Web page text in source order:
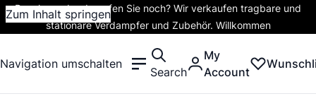
Zum Inhalt springen
Rauchen oder dampfen Sie noch? Wir verkaufen tragbare und
stationäre Verdampfer und Zubehör. Willkommen
Navigation umschalten
Search
My
Account